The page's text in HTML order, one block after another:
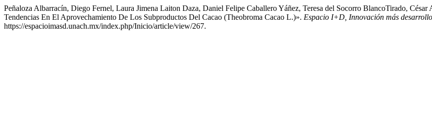
Peñaloza Albarracín, Diego Fernel, Laura Jimena Laiton Daza, Daniel Felipe Caballero Yáñez, Teresa del Socorro BlancoTirado,
Tendencias En El Aprovechamiento De Los Subproductos Del Cacao (Theobroma Cacao L.)». Espacio I+D, Innovación más desarrollo
https://espacioimasd.unach.mx/index.php/Inicio/article/view/267.